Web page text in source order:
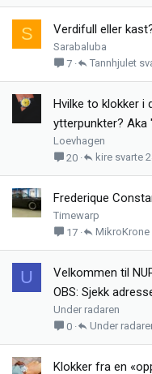
S Verdifull eller
Sarabaluba
7
Tannhjulet
Hvilke to klokker i
ytterpunkter? Aka
Loevhagen
20
kire
Frederique
Timewarp
17
MikroKrone
U
Velkommen til
OBS: Sjekk
Under radaren
0
Under
Klokker fra en